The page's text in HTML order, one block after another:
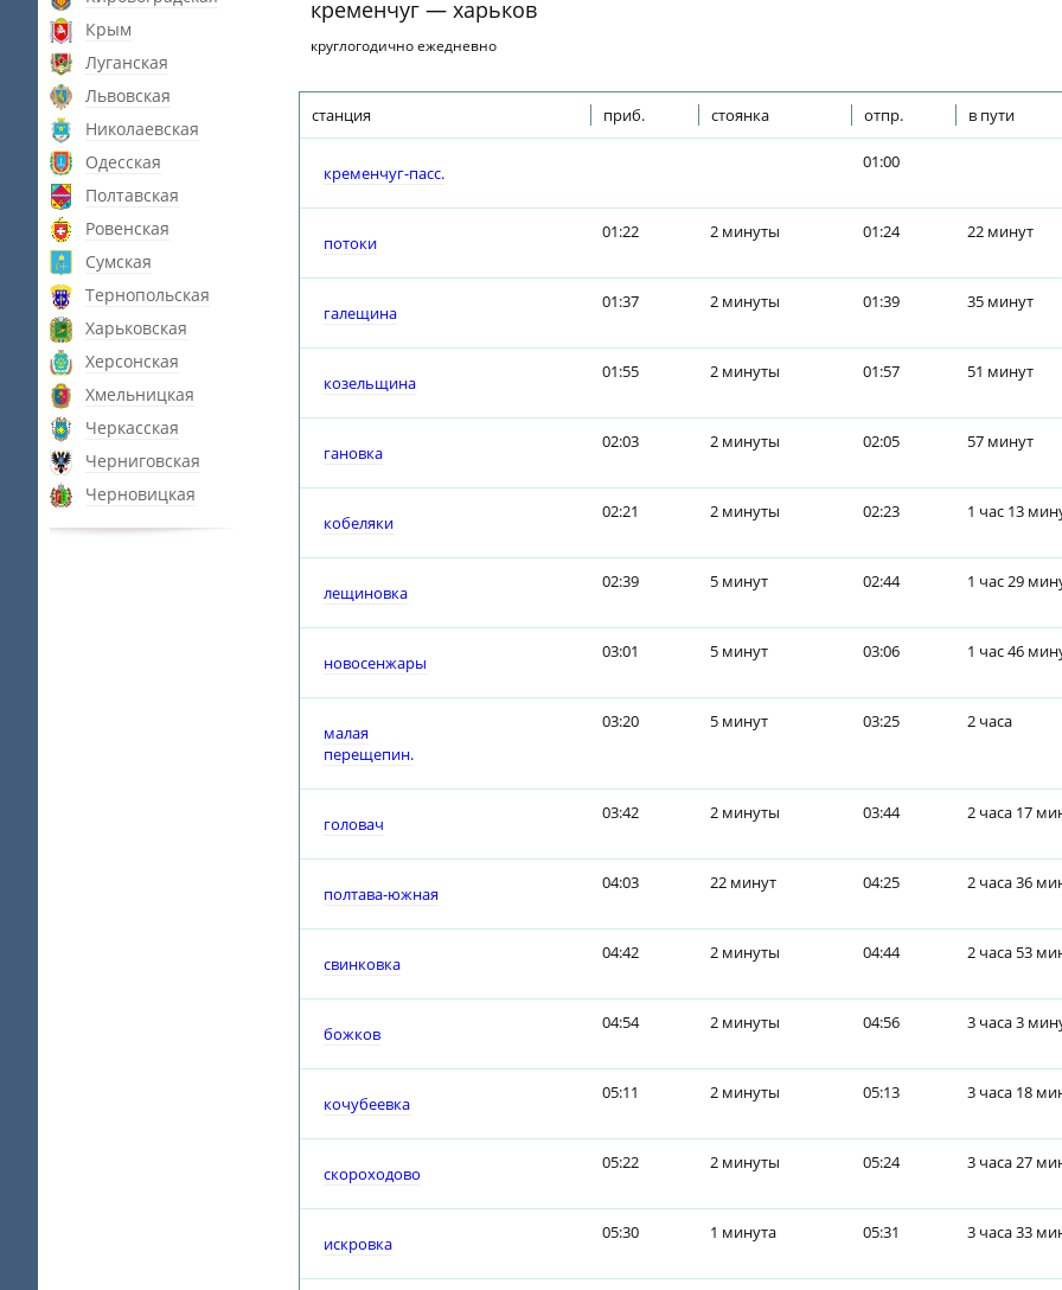
Крым
Луганская
Львовская
Николаевская
Одесская
Полтавская
Ровенская
Сумская
Тернопольская
Харьковская
Херсонская
Хмельницкая
Черкасская
Черниговская
Черновицкая
кременчуг — харьков
круглогодично ежедневно
станция приб. стоянка отпр. в пути
кременчуг-пасс.
01:00
потоки
01:22 2 минуты 01:24 22 минут
галещина
01:37 2 минуты 01:39 35 минут
козельщина
01:55 2 минуты 01:57 51 минут
гановка
02:03 2 минуты 02:05 57 минут
кобеляки
02:21 2 минуты 02:23 1 час 13
лещиновка
02:39 5 минут 02:44 1 час 29
новосенжары
03:01 5 минут 03:06 1 час 46
малая
перещепин.
03:20 5 минут 03:25 2 часа
головач
03:42 2 минуты 03:44 2 часа 17
полтава-южная
04:03 22 минут 04:25 2 часа 36
свинковка
04:42 2 минуты 04:44 2 часа 53
божков
04:54 2 минуты 04:56 3 часа 3
кочубеевка
05:11 2 минуты 05:13 3 часа 18
скороходово
05:22 2 минуты 05:24 3 часа 27
искровка
05:30 1 минута 05:31 3 часа 33